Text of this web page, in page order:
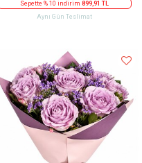
Sepette % 10 indirim 899,91 TL
Aynı Gün Teslimat